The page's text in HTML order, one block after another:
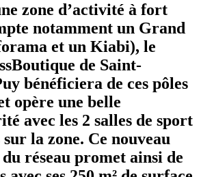
zone d’activité à fort
notamment un Grand
et un Kiabi), le
de Saint-
bénéficiera de ces pôles
opère une belle
avec les 2 salles de sport
la zone. Ce nouveau
réseau promet ainsi de